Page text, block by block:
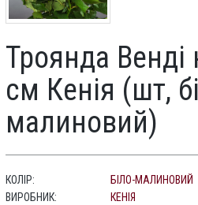
Троянда Венді
см Кенія (шт,
малиновий)
КОЛІР:
БІЛО-МАЛИНОВИЙ
ВИРОБНИК:
КЕНІЯ